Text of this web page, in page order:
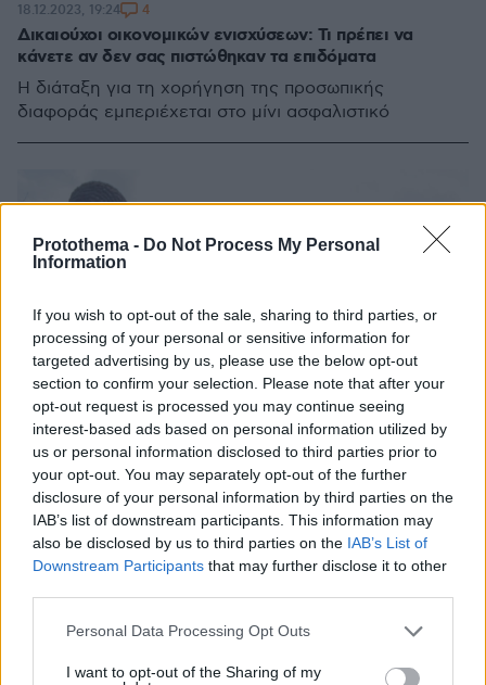
Protothema - Do Not Process My Personal
Information
If you wish to opt-out of the sale, sharing to third parties, or
processing of your personal or sensitive information for
targeted advertising by us, please use the below opt-out
section to confirm your selection. Please note that after your
opt-out request is processed you may continue seeing
interest-based ads based on personal information utilized by
us or personal information disclosed to third parties prior to
your opt-out. You may separately opt-out of the further
disclosure of your personal information by third parties on the
IAB’s list of downstream participants. This information may
also be disclosed by us to third parties on the IAB’s List of
Downstream Participants that may further disclose it to other
Please note that this website/app uses one or more Google
not limited to your visit or usage behaviour. You may click to
Personal Data Processing Opt Outs
I want to opt-out of the Sharing of my
Δικαιούχοι οικονομικών ενισχύσεων: Τι πρέπει να
κάνετε αν δεν σας πιστώθηκαν τα επιδόματα
Η διάταξη για τη χορήγηση της προσωπικής
διαφοράς εμπεριέχεται στο μίνι ασφαλιστικό
18.12.2023, 19:24 4
Σύνδεση άδειας παραμονής με νόμιμη εργασία για